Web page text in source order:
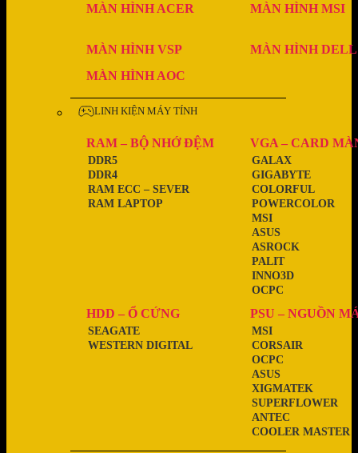
MÀN HÌNH ACER MÀN HÌNH MSI
MÀN HÌNH VSP
MÀN HÌNH DELL
MÀN HÌNH AOC
LINH KIỆN MÁY TÍNH
RAM – BỘ NHỚ ĐỆM
RAM LAPTOP
RAM ECC – SEVER
DDR4
DDR5
VGA – CARD
OCPC
INNO3D
PALIT
ASROCK
ASUS
MSI
POWERCOLOR
COLORFUL
GIGABYTE
GALAX
HDD – Ổ CỨNG
WESTERN DIGITAL
SEAGATE
PSU – NGUỒN
COOLER MASTER
ANTEC
SUPERFLOWER
XIGMATEK
ASUS
OCPC
CORSAIR
MSI